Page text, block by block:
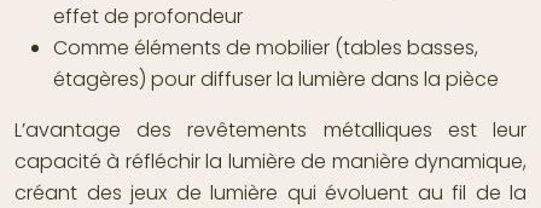
effet de profondeur
Comme éléments de mobilier (tables basses,
étagères) pour diffuser la lumière dans la pièce
L’avantage des revêtements métalliques est leur
capacité à réfléchir la lumière de manière dynamique,
créant des jeux de lumière qui évoluent au fil de la